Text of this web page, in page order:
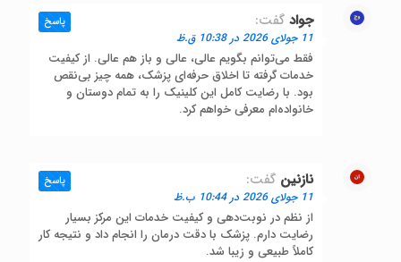
جواد گفت:
11 جولای 2026 در 10:38 ق.ظ
فقط می‌توانم بگویم عالی، عالی و باز هم عالی. از کیفیت
خدمات گرفته تا اخلاق حرفه‌ای پزشک، همه چیز بی‌نقص
بود. با رضایت کامل این کلینیک را به تمام دوستان و
خانواده‌ام معرفی خواهم کرد.
پاسخ
نازنین گفت:
11 جولای 2026 در 10:44 ب.ظ
از نظم در نوبت‌دهی و کیفیت خدمات این مرکز بسیار
رضایت دارم. پزشک با دقت درمان را انجام داد و نتیجه کار
کاملاً طبیعی و زیبا شد.
پاسخ